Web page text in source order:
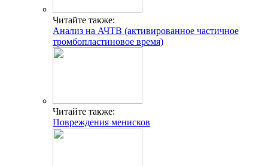
Читайте также:
Анализ на АЧТВ (активированное частичное
тромбопластиновое время)
Читайте также:
Повреждения менисков